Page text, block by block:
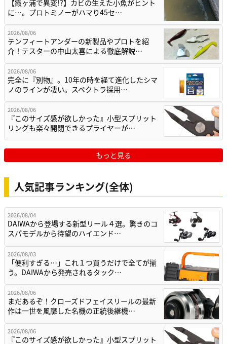
【霞ヶ浦で異変!?】カビの生えた小魚がヒント
に…。プロトミノーがハマり45セ…
2026/08/06
テンフィートアンダーの新製品やプロトを紹
介！テスターの中山太喜による徹底解説…
2026/08/06
完全に『別物』。10年の時を経て進化したシマ
ノのラインが凄い。スペクトラ採用…
2026/08/06
『このサイズ感が欲しかった』小型スプリット
リングも楽々開閉できるプライヤーが…
もっと見る
人気記事ランキング(全体)
2026/08/04
DAIWAから登場する新型リール４選。驚きのコ
スパモデルから待望のハイエンド…
2026/08/03
「便利すぎる…」これ１つ買うだけで全てが揃
う。DAIWAから発売されるタック…
2026/08/06
まだあるぞ！クローズドフェイスリールの最新
作は一世を風靡した名機の正統後継機…
2026/08/06
『このサイズ感が欲しかった』小型スプリット